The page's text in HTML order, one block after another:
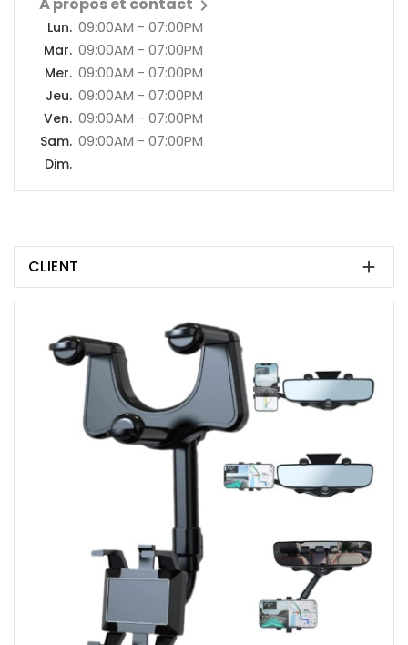
À propos et contact 
Lun. 09:00AM - 07:00PM
Mar. 09:00AM - 07:00PM
Mer. 09:00AM - 07:00PM
Jeu. 09:00AM - 07:00PM
Ven. 09:00AM - 07:00PM
Sam. 09:00AM - 07:00PM
Dim.
CLIENT 